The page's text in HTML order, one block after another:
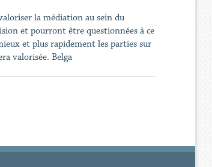
la médiation au sein du
et pourront être questionnées à ce
et plus rapidement les parties sur
valorisée. Belga